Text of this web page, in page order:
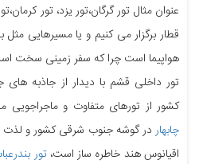
عنوان مثال تور گرگان،تور یزد، تور
قطار برگزار می کنیم و یا مسیرهایی مثل
هواپیما است چرا که سفر زمینی سخت
تور داخلی قشم با دیدار از جاذبه
کشور از تورهای متفاوت و ماجراجویی
چابهار در گوشه جنوب شرقی کشور و لذت
اقیانوس هند خاطره ساز است،تور